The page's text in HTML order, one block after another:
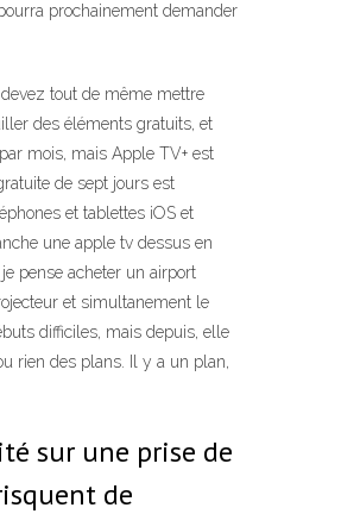
prochainement demander
tout de même mettre
des éléments gratuits, et
mois, mais Apple TV+ est
de sept jours est
et tablettes iOS et
une apple tv dessus en
pense acheter un airport
et simultanement le
difficiles, mais depuis, elle
rien des plans. Il y a un plan,
sur une prise de
de